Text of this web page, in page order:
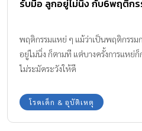
รับมือ ลูกอยู่ไม่นิ่ง กับ6พฤติกร
พฤติกรรมแหย่ ๆ แม้ว่าเป็นพฤติกรรม
อยู่ไม่นิ่ง ก็ตามที แต่บางครั้งการแหย่
ไม่ระมัดระวังให้ดี
โรคเด็ก & อุบัติเหตุ